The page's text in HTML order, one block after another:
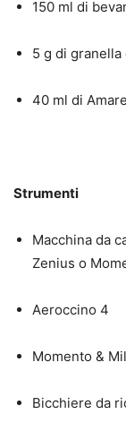
150 ml di
5 g di
40 ml di
Strumenti
Macchina da
Zenius o
Aeroccino 4
Momento &
Bicchiere da